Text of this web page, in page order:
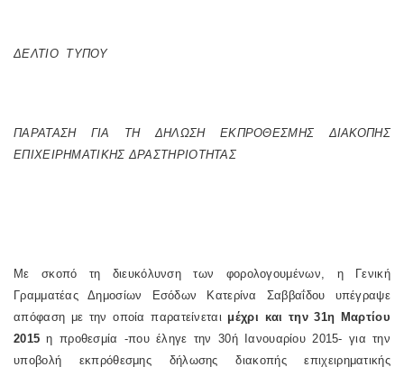
ΔΕΛΤΙΟ ΤΥΠΟΥ
ΠΑΡΑΤΑΣΗ ΓΙΑ ΤΗ ΔΗΛΩΣΗ ΕΚΠΡΟΘΕΣΜΗΣ ΔΙΑΚΟΠΗΣ
ΕΠΙΧΕΙΡΗΜΑΤΙΚΗΣ ΔΡΑΣΤΗΡΙΟΤΗΤΑΣ
Με σκοπό τη διευκόλυνση των φορολογουμένων, η Γενική
Γραμματέας Δημοσίων Εσόδων Κατερίνα Σαββαΐδου υπέγραψε
απόφαση με την οποία παρατείνεται μέχρι και την 31η Μαρτίου
2015 η προθεσμία -που έληγε την 30ή Ιανουαρίου 2015- για την
υποβολή εκπρόθεσμης δήλωσης διακοπής επιχειρηματικής